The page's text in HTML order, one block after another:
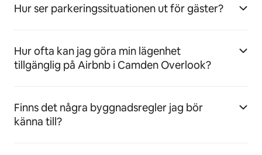
Hur ser parkeringssituationen ut för gäster?
Hur ofta kan jag göra min lägenhet
tillgänglig på Airbnb i Camden Overlook?
Finns det några byggnadsregler jag bör
känna till?